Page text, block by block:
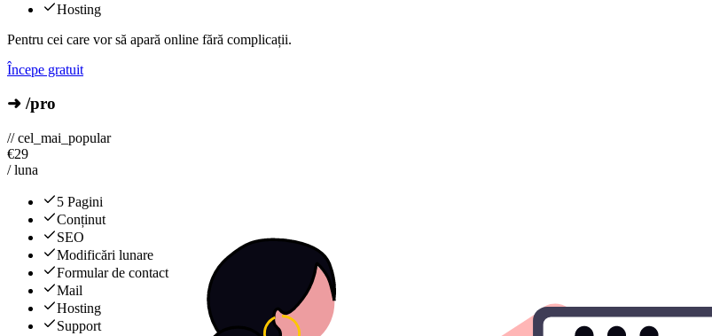
Hosting
Pentru cei care vor să apară online fără complicații.
Începe gratuit
➜ /pro
// cel_mai_popular
€29
/ luna
5 Pagini
Conținut
SEO
Modificări lunare
Formular de contact
Mail
Hosting
Support